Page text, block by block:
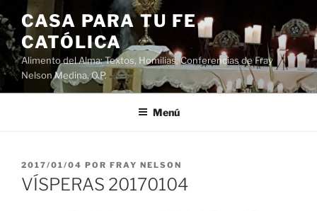
Saltar
al
contenido
CASA PARA TU FE
CATÓLICA
Alimento del Alma: Textos, Homilias, Conferencias de Fray
Nelson Medina, O.P.
Menú
PUBLICADO
EL
2017/01/04 POR FRAY NELSON
VÍSPERAS 20170104